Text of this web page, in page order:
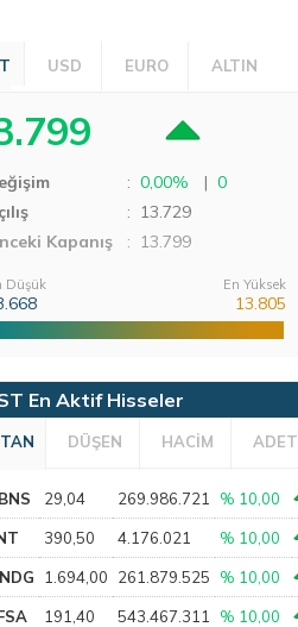
USD EURO ALTIN
: 0,00% | 0
: 13.729
Kapanış
: 13.799
Düşük En Yüksek
13.805
En Aktif Hisseler
DÜŞEN HACİM ADET
29,04 269.986.721 % 10,00
390,50 4.176.021 % 10,00
1.694,00 261.879.525 % 10,00
191,40 543.467.311 % 10,00